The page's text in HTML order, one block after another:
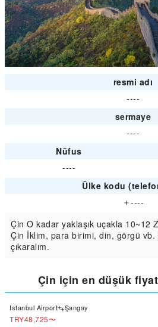
resmi adı
----
sermaye
----
Nüfus
----
Ülke kodu
＋----
Çin O kadar yaklaşık uçakla 10~12
Çin İklim, para birimi, din, görgü vb.
çıkaralım.
Çin için en düşük
Istanbul Airport Şangay
TRY48,725〜